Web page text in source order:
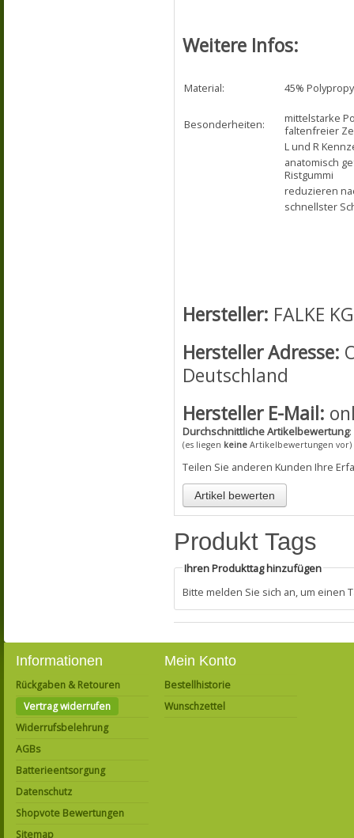
Weitere Infos:
Material: 45%
Besonderheiten:
mittelstarke
faltenfreier
L und R
anatomisch
Ristgummi
reduzieren
schnellster
Hersteller: FALKE
Hersteller Adresse:
Deutschland
Hersteller E-Mail:
Durchschnittliche Artikelbewertung:
(es liegen keine Artikelbewertungen vor)
Teilen Sie anderen Kunden Ihre
Produkt Tags
Ihren Produkttag hinzufügen
Bitte melden Sie sich an, um einen
Informationen
Rückgaben & Retouren
Vertrag widerrufen
Widerrufsbelehrung
AGBs
Batterieentsorgung
Datenschutz
Shopvote Bewertungen
Sitemap
Mein Konto
Bestellhistorie
Wunschzettel